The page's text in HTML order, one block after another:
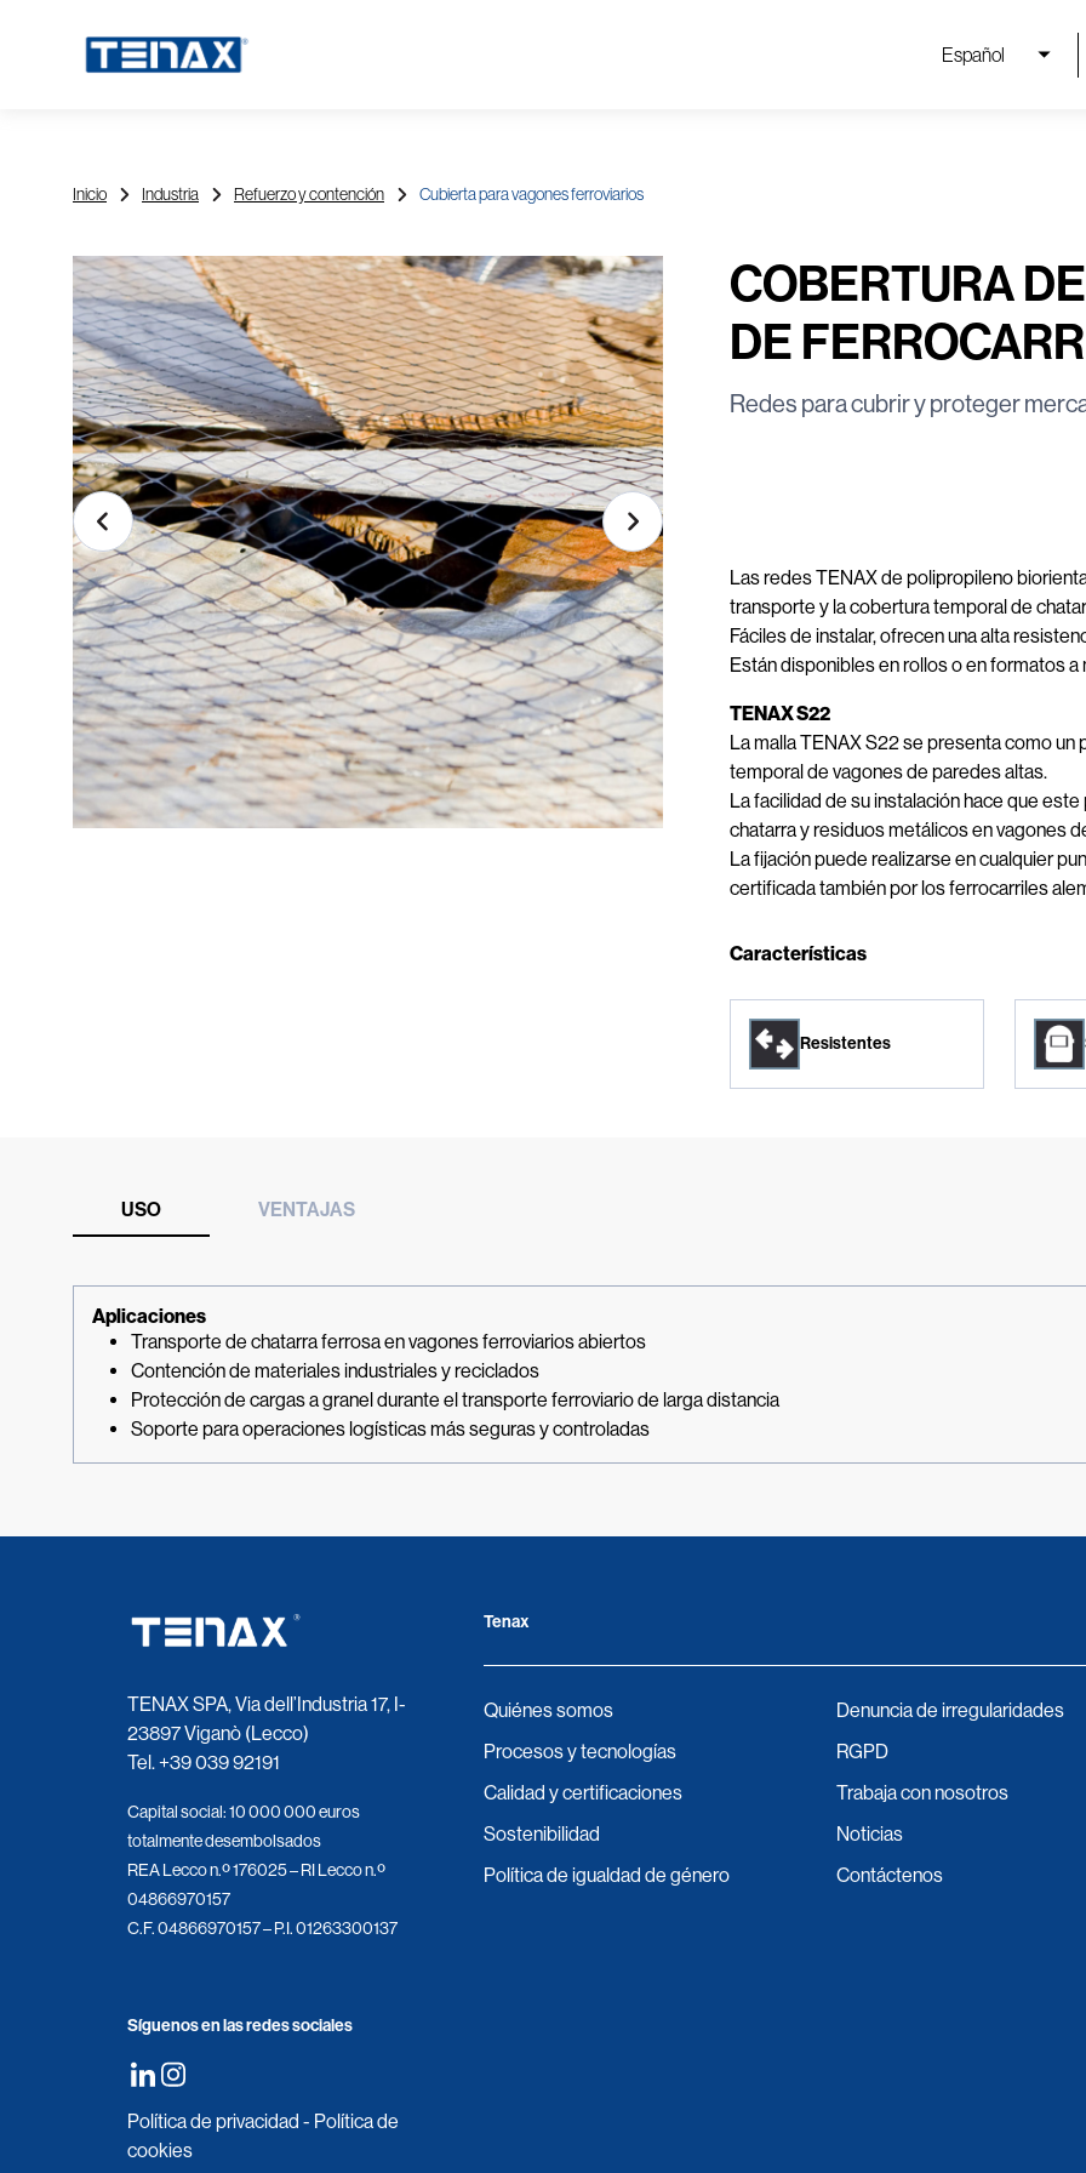
Español
Inicio Industria Refuerzo y contención Cubierta para vagones ferroviarios
COBERTURA
DE
Redes para cubrir y proteger
Las redes TENAX de polipropileno
transporte y la cobertura temporal de
Fáciles de instalar, ofrecen una alta
Están disponibles en rollos o en formatos a
TENAX S22
La malla TENAX S22 se presenta como
temporal de vagones de paredes altas.
La facilidad de su instalación hace que
chatarra y residuos metálicos en vagones
La fijación puede realizarse en cualquier
certificada también por los ferrocarriles
Características
Resistentes
USO VENTAJAS
Aplicaciones
Transporte de chatarra ferrosa en vagones ferroviarios abiertos
Contención de materiales industriales y reciclados
Protección de cargas a granel durante el transporte ferroviario de larga distancia
Soporte para operaciones logísticas más seguras y controladas
TENAX SPA, Via dell’Industria 17, I-
23897 Viganò (Lecco)
Tel.+39 039 92191
Capital social: 10 000 000 euros
totalmente desembolsados
REA Lecco n.º 176025 – RI Lecco n.º
04866970157
C.F. 04866970157 – P.I. 01263300137
Síguenos en las redes sociales
Política de privacidad - Política de
cookies
Tenax
Quiénes somos
Procesos y tecnologías
Calidad y certificaciones
Sostenibilidad
Política de igualdad de género
Denuncia de irregularidades
RGPD
Trabaja con nosotros
Noticias
Contáctenos